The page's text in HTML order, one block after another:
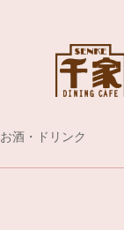
お酒・ドリンク